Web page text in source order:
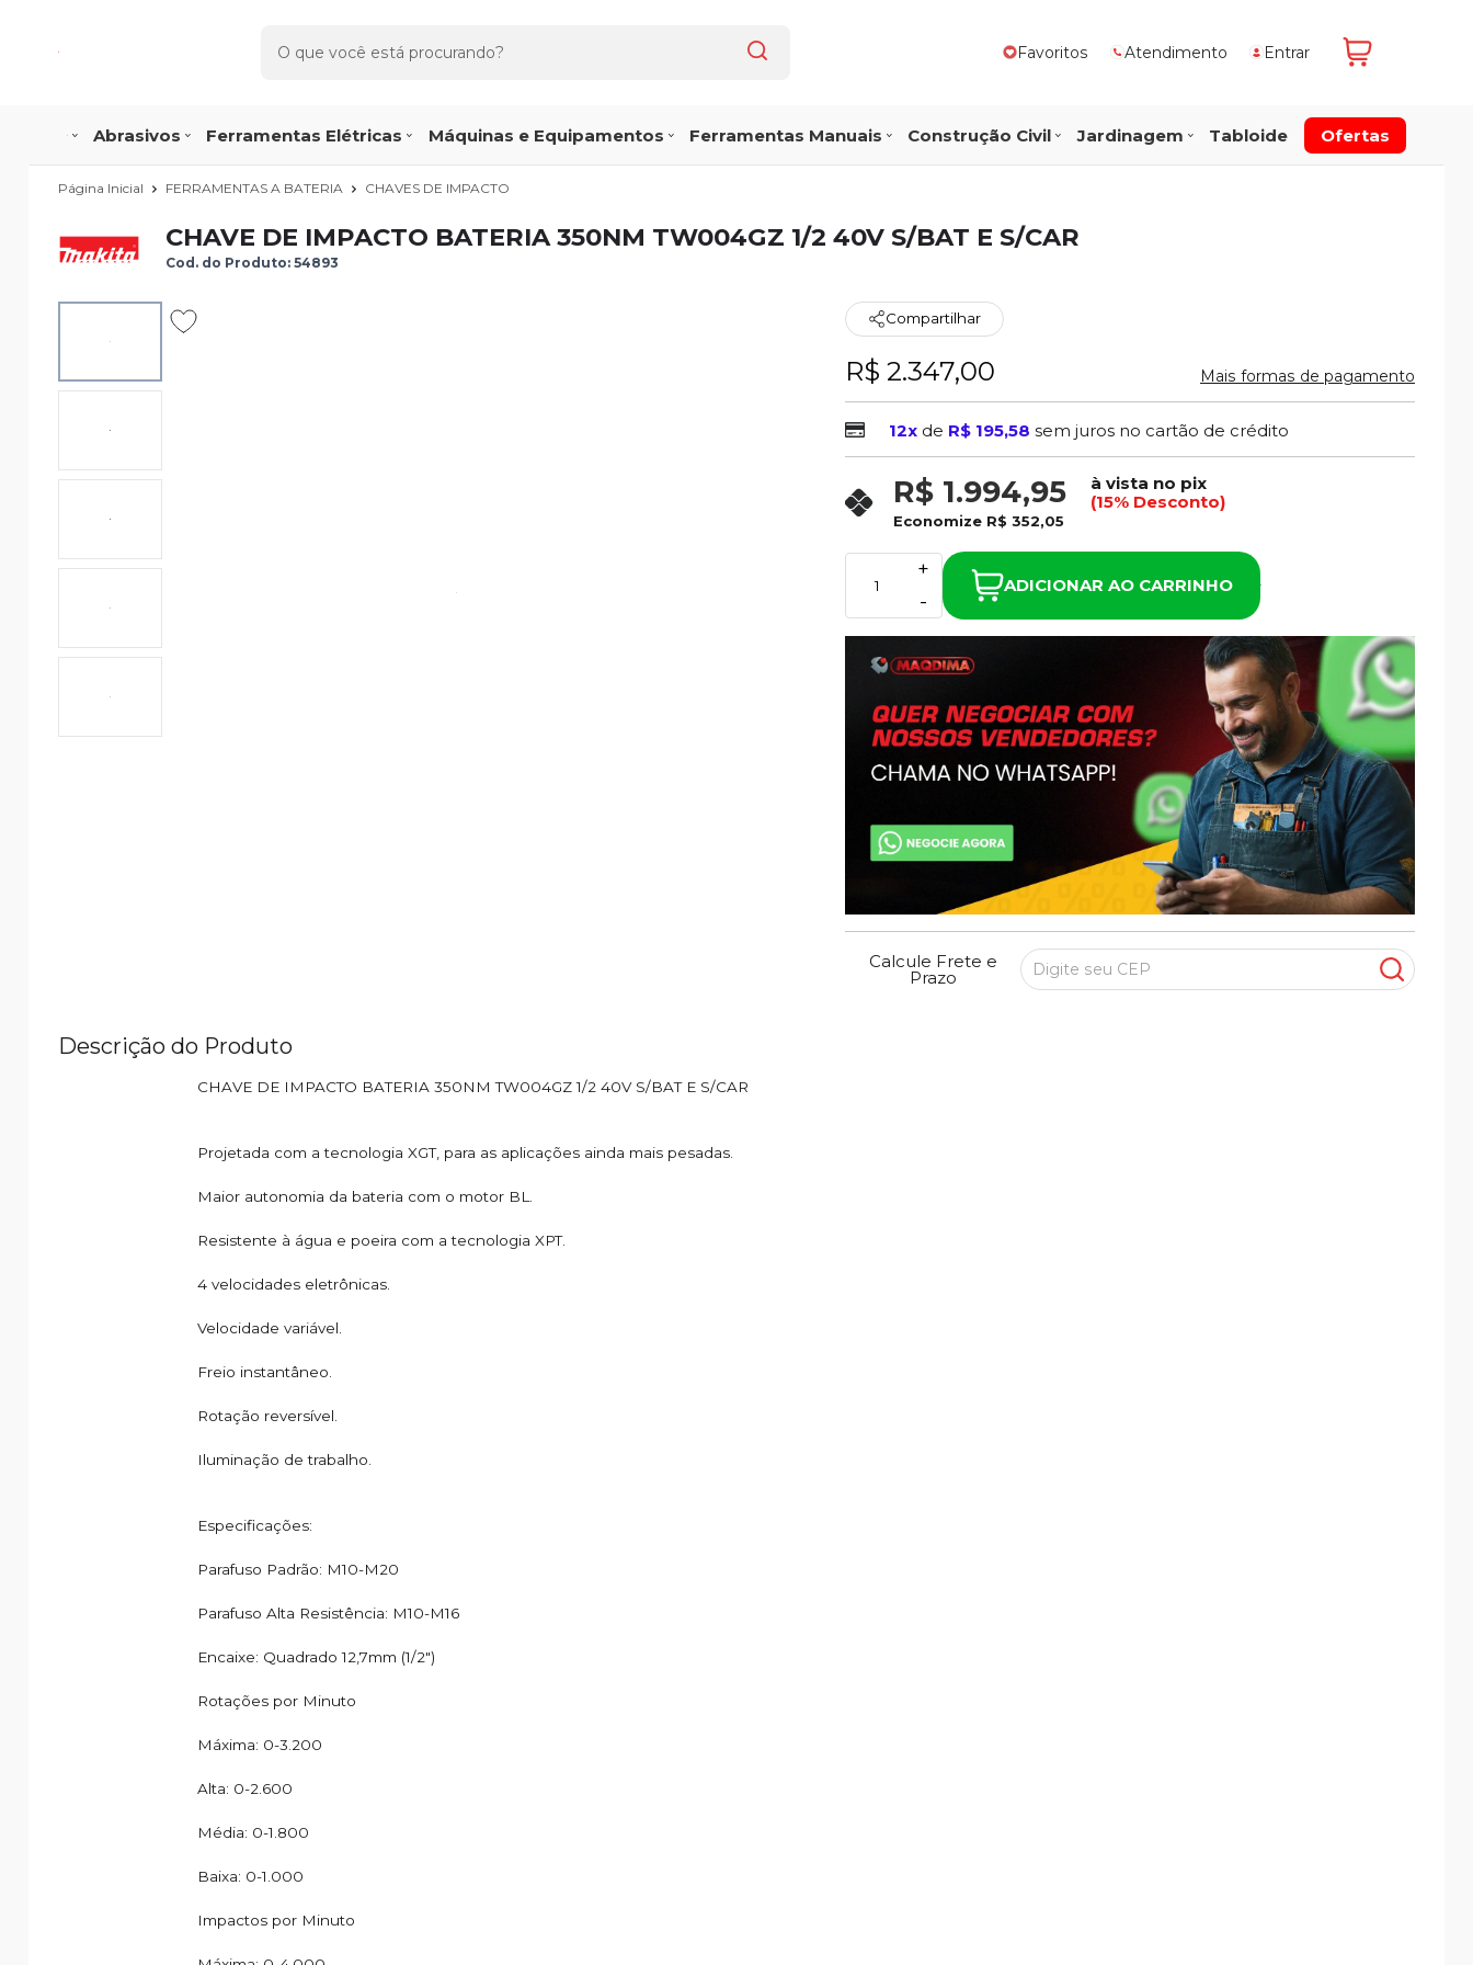
Favoritos Atendimento Entrar
Abrasivos Ferramentas Elétricas Máquinas e Equipamentos Ferramentas Manuais Construção Civil Jardinagem Tabloide Ofertas
Página Inicial FERRAMENTAS A BATERIA CHAVES DE IMPACTO
CHAVE DE IMPACTO BATERIA 350NM TW004GZ 1/2 40V S/BAT E S/CAR
Cod. do Produto: 54893
Compartilhar
R$ 2.347,00 Mais formas de pagamento
12x de R$ 195,58 sem juros no cartão de crédito
R$ 1.994,95
à vista no pix
(15% Desconto)
Economize R$ 352,05
-
+
ADICIONAR AO CARRINHO
Calcule Frete e
Prazo
Descrição do Produto
CHAVE DE IMPACTO BATERIA 350NM TW004GZ 1/2 40V S/BAT E S/CAR
Projetada com a tecnologia XGT, para as aplicações ainda mais pesadas.
Maior autonomia da bateria com o motor BL.
Resistente à água e poeira com a tecnologia XPT.
4 velocidades eletrônicas.
Velocidade variável.
Freio instantâneo.
Rotação reversível.
Iluminação de trabalho.
Especificações:
Parafuso Padrão: M10-M20
Parafuso Alta Resistência: M10-M16
Encaixe: Quadrado 12,7mm (1/2")
Rotações por Minuto
Máxima: 0-3.200
Alta: 0-2.600
Média: 0-1.800
Baixa: 0-1.000
Impactos por Minuto